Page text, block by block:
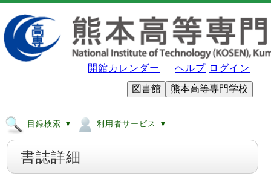
開館カレンダー ヘルプ ログイン
図書館
熊本高等専門学校
目録検索 ▼ 利用者サービス ▼
書誌詳細